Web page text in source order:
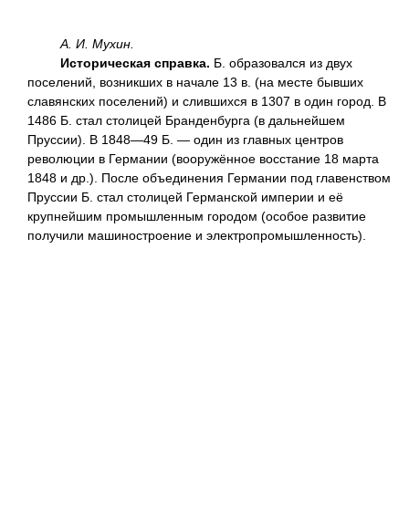
А. И. Мухин.
Историческая справка. Б. образовался из двух
поселений, возникших в начале 13 в. (на месте бывших
славянских поселений) и слившихся в 1307 в один город. В
1486 Б. стал столицей Бранденбурга (в дальнейшем
Пруссии). В 1848—49 Б. — один из главных центров
революции в Германии (вооружённое восстание 18 марта
1848 и др.). После объединения Германии под главенством
Пруссии Б. стал столицей Германской империи и её
крупнейшим промышленным городом (особое развитие
получили машиностроение и электропромышленность).